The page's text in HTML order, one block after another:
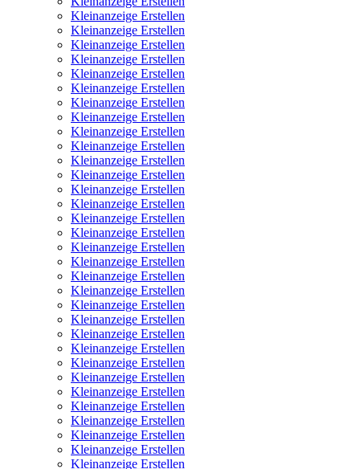
Kleinanzeige Erstellen
Kleinanzeige Erstellen
Kleinanzeige Erstellen
Kleinanzeige Erstellen
Kleinanzeige Erstellen
Kleinanzeige Erstellen
Kleinanzeige Erstellen
Kleinanzeige Erstellen
Kleinanzeige Erstellen
Kleinanzeige Erstellen
Kleinanzeige Erstellen
Kleinanzeige Erstellen
Kleinanzeige Erstellen
Kleinanzeige Erstellen
Kleinanzeige Erstellen
Kleinanzeige Erstellen
Kleinanzeige Erstellen
Kleinanzeige Erstellen
Kleinanzeige Erstellen
Kleinanzeige Erstellen
Kleinanzeige Erstellen
Kleinanzeige Erstellen
Kleinanzeige Erstellen
Kleinanzeige Erstellen
Kleinanzeige Erstellen
Kleinanzeige Erstellen
Kleinanzeige Erstellen
Kleinanzeige Erstellen
Kleinanzeige Erstellen
Kleinanzeige Erstellen
Kleinanzeige Erstellen
Kleinanzeige Erstellen